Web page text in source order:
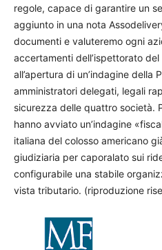
regole, capace di garantire un
aggiunto in una nota
documenti e valuteremo ogni
accertamenti dell’ispettorato
all’apertura di un’indagine della
amministratori delegati, legali
sicurezza delle quattro società.
hanno avviato un’indagine
italiana del colosso americano
giudiziaria per caporalato sui
configurabile una stabile
vista tributario. (riproduzione